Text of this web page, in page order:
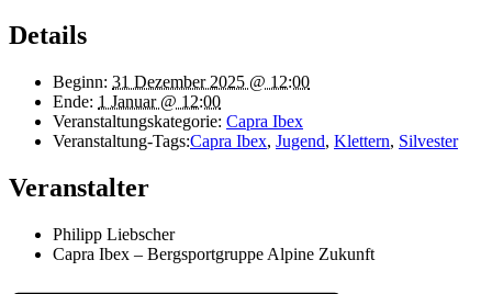
Details
Beginn: 31 Dezember 2025 @ 12:00
Ende: 1 Januar @ 12:00
Veranstaltungskategorie: Capra Ibex
Veranstaltung-Tags:Capra Ibex, Jugend, Klettern, Silvester
Veranstalter
Philipp Liebscher
Capra Ibex – Bergsportgruppe Alpine Zukunft